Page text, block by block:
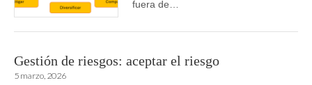
fuera de…
Gestión de riesgos: aceptar el riesgo
5 marzo, 2026